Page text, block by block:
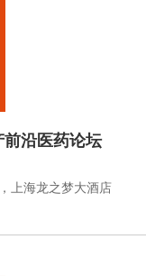
前沿医药论坛
上海龙之梦大酒店